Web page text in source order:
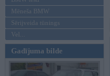
Mēneša BMW
Sērijveida tūnings
Vel...
Gadījuma bilde